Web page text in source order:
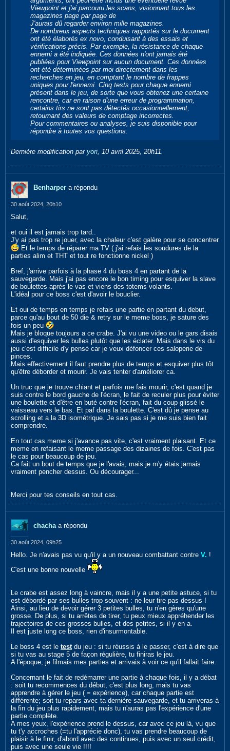
Viewpoint et j'ai parcouru les scans, visionnant tous les
magazines page par page de
J'aurais dû regarder environ mille magazines.
De nombreux aspects techniques rapportés sur le document
ont été élaborés ex novo, conduisant à des essais et
vérifications précis. Par exemple, la résistance de chaque
ennemi a été indiquée. Ces données n'ont jamais été
publiées pour Viewpoint sur aucun document. Ces données
ont été déterminées par moi directement dans les
recherches en jeu, en comptant le nombre de frappes
uniques pour l'ennemi. Cinq tests pour chaque ennemi
présent dans le jeu, de sorte que vous obtenez une certaine
rencontre, car en raison d'une erreur de programmation,
certains tirs ne sont pas détectés occasionnellement,
retournant des valeurs de comptage incorrectes.
Pour commentaires ou analyses, je suis disponible pour
répondre à toutes vos questions.​
Dernière modification par yori 10 avril 2025, 20h11
Benharper a répondu
30 août 2024, 20h10
Salut,
et oui il est jamais trop tard..
J'y ai pas trop re jouer, avec la chaleur c'est galère pour se concentrer
Et le temps de réparer ma TV ( j'ai refais les soudures de la
parties alim et THT et tout re fonctionne nickel )
Bref, j'arrive parfois à la phase 4 du boss 4 en partant de la
sauvegarde. Mais j'ai pas encore le bon timing pour esquiver la slave
de boulettes après le vas et viens des totems volants.
L'idéal pour ce boss c'est d'avoir le bouclier.
Et oui de temps en temps je refais une partie en partant du debut,
parce qu'au bout de 50 die & retry sur le meme boss, je sature des
fois un peu
Mais je bloque toujours a ce crabe. J'ai vu une video ou le gars disais
aussi d'esquiver les bulles plutôt que les éclater. Mais dans le vis du
jeu c'est difficile d'y pensé car je veux défoncer ces saloperie de
pinces.
Mais effectivement il faut prendre plus de temps et esquiver plus tôt
qu'être déborder et mourir. Je vais tenter d'améliorer ca.
Un truc que je trouve chiant et parfois me fais mourir, c'est quand je
suis contre le bord gauche de l'écran, le fait de reculer plus pour éviter
une boulette et d'être en buté contre l'écran, fait du coup glissé le
vaisseau vers le bas. Et paf dans la boulette. C'est dû je pense au
scrolling et a la 3D isométrique. Je sais pas si je me suis bien fait
comprendre.
En tout cas meme si j'avance pas vite, c'est vraiment plaisant. Et ce
meme en refaisant le meme passage des dizaines de fois. C'est pas
le cas pour beaucoup de jeu.
Ca fait un bout de temps que je l'avais, mais je m'y étais jamais
vraiment pencher dessus. Ou décourager...
Merci pour tes conseils en tout cas.
chacha a répondu
30 août 2024, 09h25
Hello. Je n'avais pas vu qu'il y a un nouveau combattant contre V. !
C'est une bonne nouvelle
Le crabe est assez long à vaincre, mais il y a une petite astuce, si tu
est débordé par ses bulles trop souvent : ne leur tire pas dessus !
Ainsi, au lieu de devoir gérer 3 petites bulles, tu n'en gères qu'une
grosse. De plus, si tu arrêtes de tirer, tu peux mieux appréhender les
trajectoires de ces grosses bulles, et des petites, si il y en a.
Il est juste long ce boss, rien d'insurmontable.
Le boss 4 est le testdu jeu : si tu réussis à le passer, c'est à dire que
si tu vas au stage 5 de façon régulière, tu finiras le jeu.
A l'époque, je filmais mes parties et arrivais à voir ce qu'il fallait faire.
Concernant le fait de redémarrer une partie à chaque fois, il y a débat
: soit tu recommences du début, c'est plus long, mais tu vas
apprendre à gérer le jeu ( = expérience), car chaque partie est
différente; soit tu repars avec ta dernière sauvegarde, et tu arriveras à
la fin du jeu plus rapidement, mais tu n'auras pas l'expérience d'une
partie complète.
A mes yeux, l'expérience prend le dessus, car avec ce jeu là, vu que
tu t'y accroches (=tu l'apprécie donc), tu vas prendre beaucoup de
plaisir à le finir, d'abord avec des continues, puis avec un seul crédit,
puis avec une seule vie !!!!